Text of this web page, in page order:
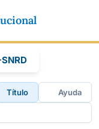
Título Ayuda